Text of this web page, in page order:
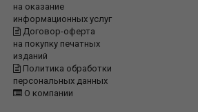
на оказание
информационных услуг
Договор-оферта
на покупку печатных
изданий
Политика обработки
персональных данных
О компании